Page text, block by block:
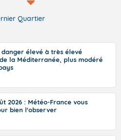
Quartier
danger élevé à très élevé
la Méditerranée, plus modéré
2026 : Météo-France vous
bien l'observer